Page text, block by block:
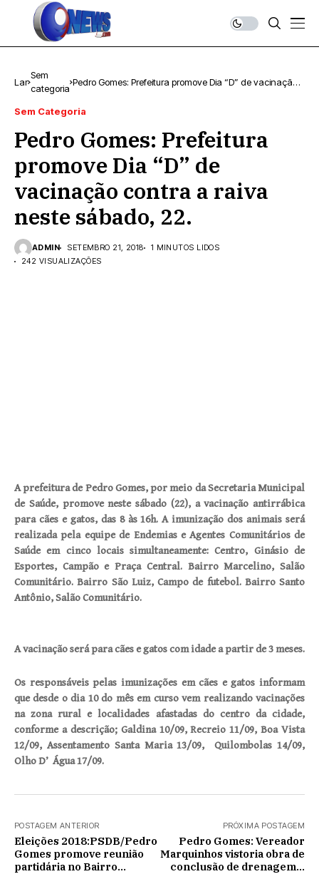
Lar
Sem
categoria
Pedro Gomes: Prefeitura promove Dia “D” de vacinação
Sem Categoria
Pedro Gomes: Prefeitura
promove Dia “D” de
vacinação contra a raiva
neste sábado, 22.
ADMIN SETEMBRO 21, 2018
1 MINUTOS LIDOS
242 VISUALIZAÇÕES
A prefeitura de Pedro Gomes, por meio da Secretaria Municipal
de Saúde, promove neste sábado (22), a vacinação antirrábica
para cães e gatos, das 8 às 16h. A imunização dos animais será
realizada pela equipe de Endemias e Agentes Comunitários de
Saúde em cinco locais simultaneamente: Centro, Ginásio de
Esportes, Campão e Praça Central. Bairro Marcelino, Salão
Comunitário. Bairro São Luiz, Campo de futebol. Bairro Santo
Antônio, Salão Comunitário.
A vacinação será para cães e gatos com idade a partir de 3 meses.
Os responsáveis pelas imunizações em cães e gatos informam
que desde o dia 10 do mês em curso vem realizando vacinações
na zona rural e localidades afastadas do centro da cidade,
conforme a descrição; Galdina 10/09, Recreio 11/09, Boa Vista
12/09, Assentamento Santa Maria 13/09, Quilombolas 14/09,
Olho D’ Água 17/09.
POSTAGEM ANTERIOR
Eleições 2018:PSDB/Pedro
Gomes promove reunião
partidária no Bairro
PRÓXIMA POSTAGEM
Pedro Gomes: Vereador
Marquinhos vistoria obra de
conclusão de drenagem e